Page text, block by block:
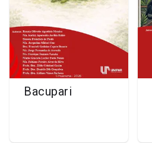
Bacupari